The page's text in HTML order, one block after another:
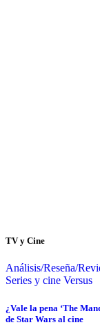
TV y Cine
Análisis/Reseña/
Series y cine Versus
¿Vale la pena ‘The
de Star Wars al cine